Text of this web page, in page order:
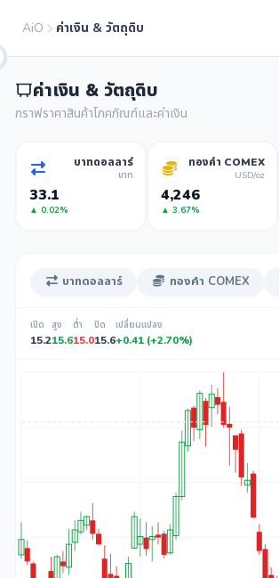
AiO ค่าเงิน & วัตถุดิบ
ค่าเงิน & วัตถุดิบ
กราฟราคาสินค้าโภคภัณฑ์และค่าเงิน
บาทดอลลาร์
บาท
33.1
▲ 0.02%
ทองคำ COMEX
USD/oz
4,246
▲ 3.67%
บาทดอลลาร์ ทองคำ COMEX
เปิด
15.2
สูง
15.6
ต่ำ
15.0
ปิด
15.6
เปลี่ยนแปลง
+0.41 (+2.70%)